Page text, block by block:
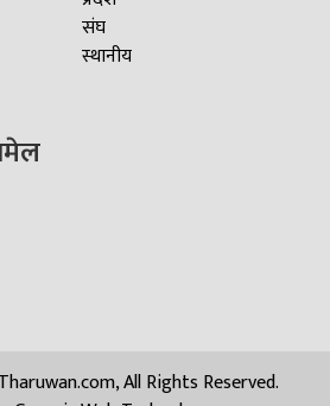
संघ
स्थानीय
All Rights Reserved.